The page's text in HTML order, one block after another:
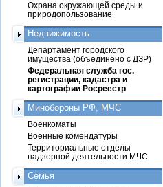
Охрана окружающей среды и
природопользование
Недвижимость
Департамент городского
имущества (объединено с ДЗР)
Федеральная служба гос.
регистрации, кадастра и
картографии Росреестр
Минобороны РФ, МЧС
Военкоматы
Военные комендатуры
Территориальные отделы
надзорной деятельности МЧС
Семья